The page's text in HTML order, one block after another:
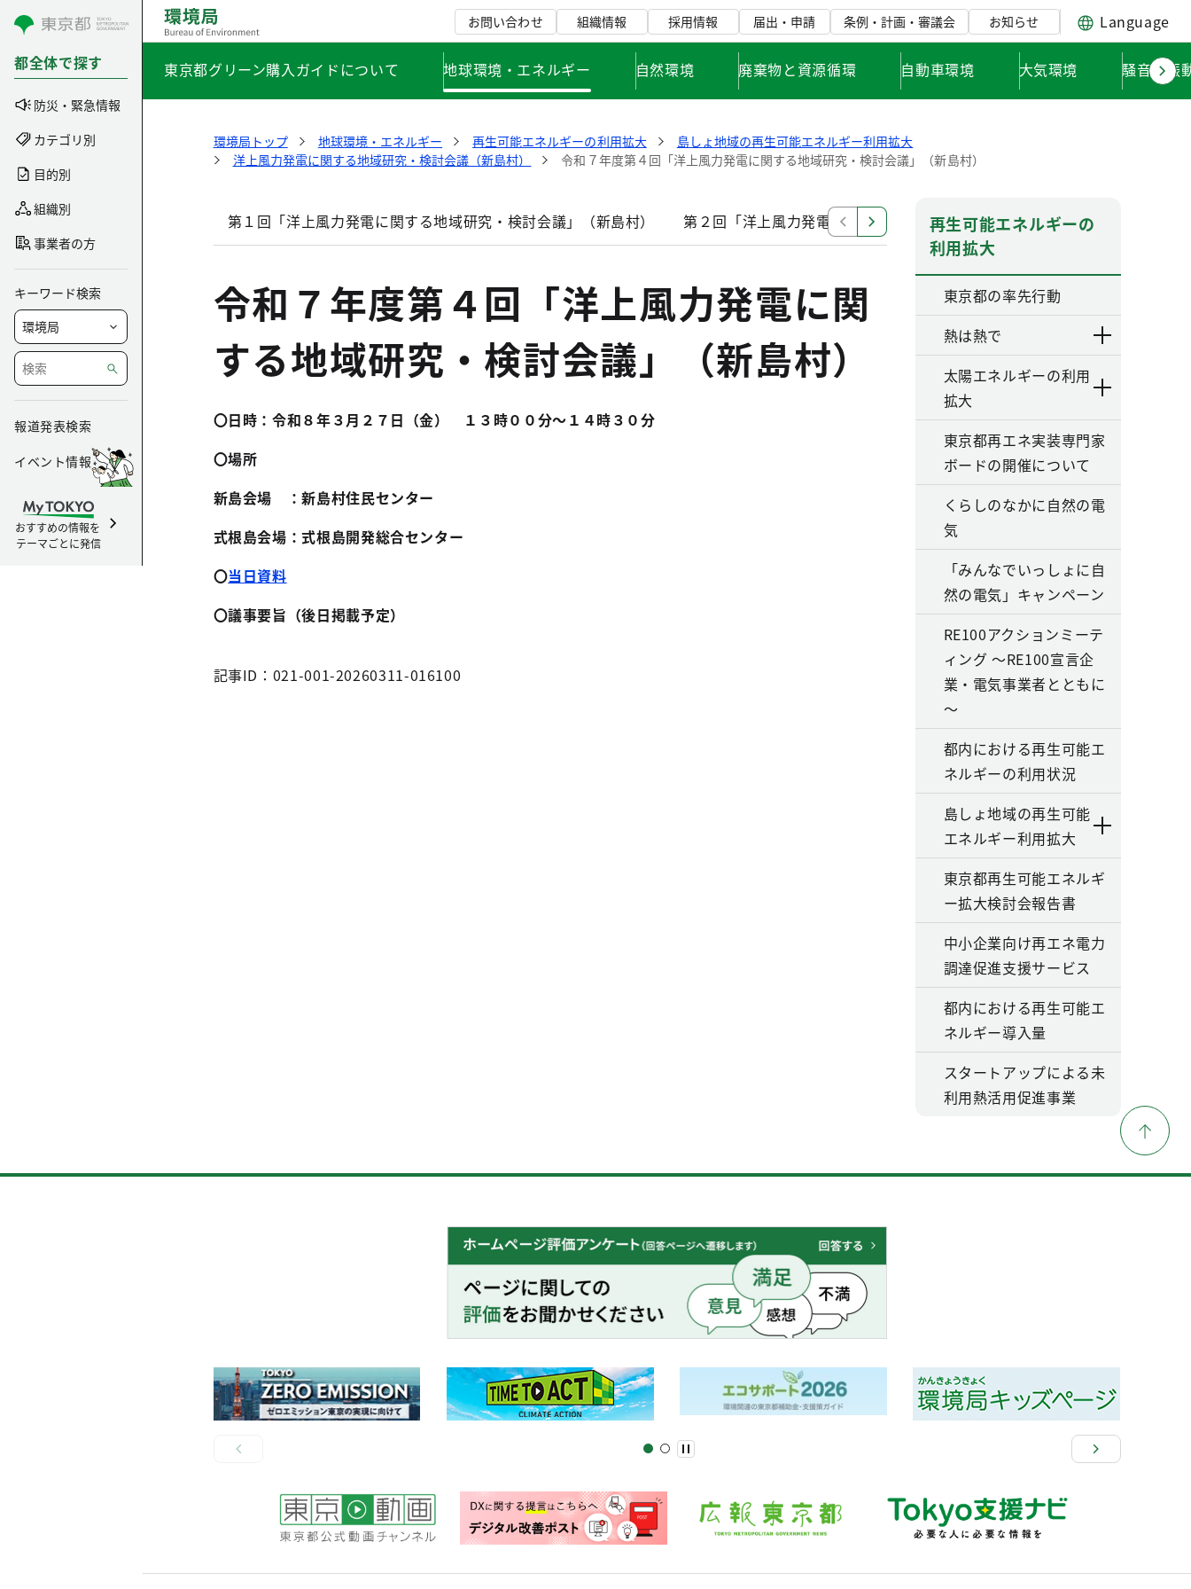
コンテンツにスキップ
都全体で探す
防災・緊急情報
カテゴリ別
目的別
組織別
事業者の方
キーワード検索
報道発表検索
イベント情報
おすすめの情報を
テーマごとに発信
お問い合わせ 組織情報 採用情報 届出・申請 条例・計画・審議会 お知らせ Language
東京都グリーン購入ガイドについて 地球環境・エネルギー 自然環境 廃棄物と資源循環 自動車環境 大気環境 騒音・振
環境局トップ 地球環境・エネルギー 再生可能エネルギーの利用拡大
島しょ地域の再生可能エネルギー利用拡大
洋上風力発電に関する地域研究・検討会議（新島村）
令和７年度第４回「洋上風力発電に関する地域研究・検討会議」（新島村）
第１回「洋上風力発電に関する地域研究・検討会議」（新島村） 第２回「洋上風力発電に関する地域研究・検討会議」（新島村）
令和７年度第４回「洋上風力発電に関
する地域研究・検討会議」（新島村）
〇日時：令和８年３月２７日（金） １３時００分～１４時３０分
〇場所
新島会場 ：新島村住民センター
式根島会場：式根島開発総合センター
〇当日資料
〇議事要旨（後日掲載予定）
記事ID：021-001-20260311-016100
再生可能エネルギーの
利用拡大
東京都の率先行動
熱は熱で
太陽エネルギーの利用
拡大
東京都再エネ実装専門家
ボードの開催について
くらしのなかに自然の電
気
「みんなでいっしょに自
然の電気」キャンペーン
RE100アクションミーテ
ィング ～RE100宣言企
業・電気事業者とともに
～
都内における再生可能エ
ネルギーの利用状況
島しょ地域の再生可能
エネルギー利用拡大
東京都再生可能エネルギ
ー拡大検討会報告書
中小企業向け再エネ電力
調達促進支援サービス
都内における再生可能エ
ネルギー導入量
スタートアップによる未
利用熱活用促進事業